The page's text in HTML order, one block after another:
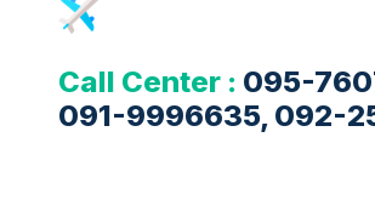
Call Center : 095-
091-9996635, 092-